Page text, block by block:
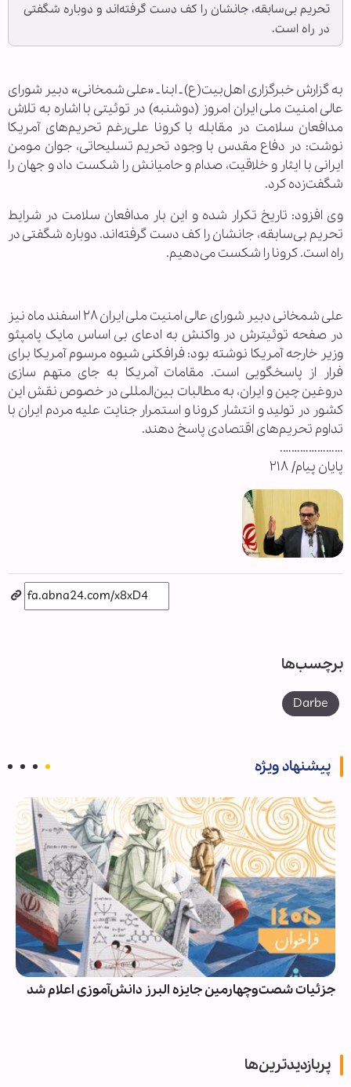
تحریم بی‌سابقه، جانشان را کف دست گرفته‌‌اند و دوباره شگفتی
در راه است.
به گزارش خبرگزاری اهل‌بیت(ع) ـ ابنا ـ «علی شمخانی» دبیر شورای
عالی امنیت ملی ایران امروز (دوشنبه) در توئیتی با اشاره به تلاش
مدافعان سلامت در مقابله با کرونا علی‌رغم تحریم‌های آمریکا
نوشت: در دفاع مقدس با وجود تحریم تسلیحاتی، جوان مومن
ایرانی با ایثار و خلاقیت، صدام و حامیانش را شکست داد و جهان را
شگفت‌زده کرد.
وی افزود: تاریخ تکرار شده و این بار مدافعان سلامت در شرایط
تحریم بی‌سابقه، جانشان را کف دست گرفته‌‌اند. دوباره شگفتی در
راه است. کرونا را شکست می‌دهیم.
علی شمخانی دبیر شورای عالی امنیت ملی ایران ۲۸ اسفند ماه نیز
در صفحه توئیترش در واکنش به ادعای بی اساس مایک پامپئو
وزیر خارجه آمریکا نوشته بود: فرافکنی شیوه مرسوم آمریکا برای
فرار از پاسخگویی است. مقامات آمریکا به جای متهم سازی
دروغین چین و ایران، به مطالبات بین‌المللی در خصوص نقش این
کشور در تولید و انتشار کرونا و استمرار جنایت علیه مردم ایران با
تداوم تحریم‌های اقتصادی پاسخ دهند.
………………….
پایان پیام/ ۲۱۸
برچسب‌ها
Darbe
پیشنهاد ویژه
جزئیات شصت‌وچهارمین جایزه البرز دانش‌آموزی اعلام شد
پربازدیدترین‌ها